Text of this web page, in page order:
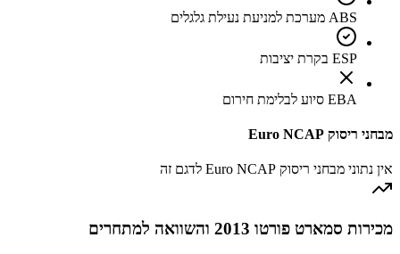
ABS מערכת למניעת נעילת גלגלים
ESP בקרת יציבות
EBA סיוע לבלימת חירום
מבחני ריסוק Euro NCAP
אין נתוני מבחני ריסוק Euro NCAP לדגם זה
מכירות סמארט פורטו 2013 והשוואה למתחרים